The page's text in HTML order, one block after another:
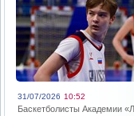
31/07/2026 10:52
Баскетболисты Академии